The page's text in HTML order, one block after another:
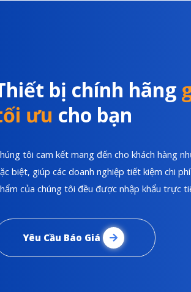
bị chính hãng
ưu cho bạn
tôi cam kết mang đến cho khách hàng
biệt, giúp các doanh nghiệp tiết kiệm chi
của chúng tôi đều được nhập khẩu trực
Yêu Cầu Báo Giá